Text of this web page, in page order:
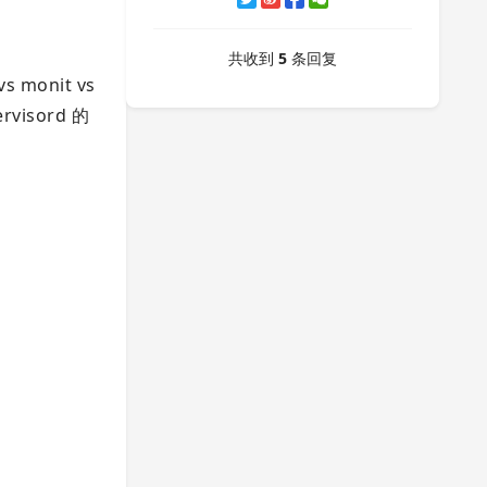
monit vs
的
共收到 5 条回复